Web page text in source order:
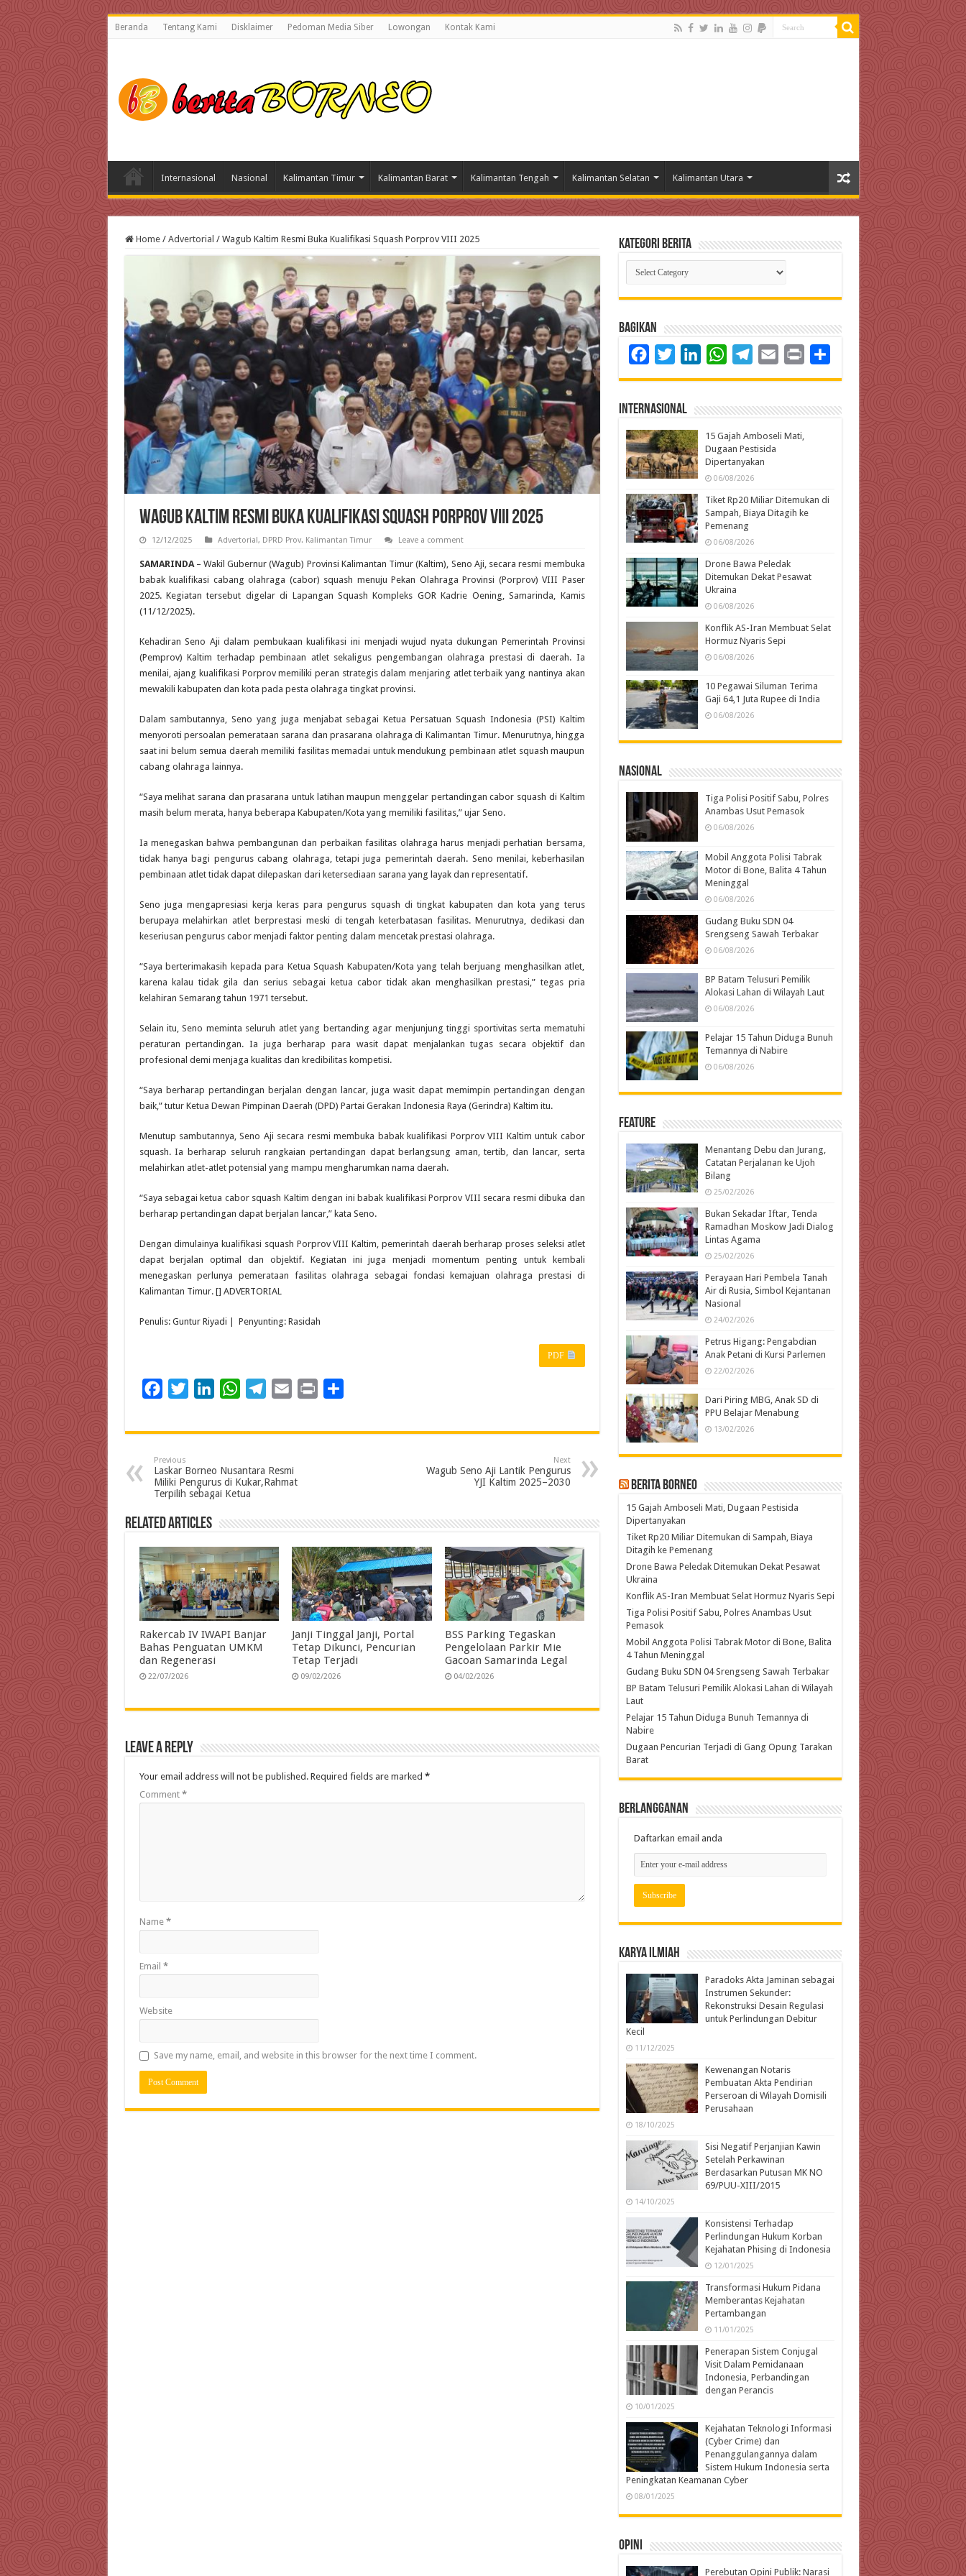
Beranda Tentang Kami Disklaimer Pedoman Media Siber Lowongan Kontak Kami
Internasional Nasional Kalimantan Timur Kalimantan Barat Kalimantan Tengah Kalimantan Selatan Kalimantan Utara
Home / Advertorial / Wagub Kaltim Resmi Buka Kualifikasi Squash Porprov VIII 2025
Wagub Kaltim Resmi Buka Kualifikasi Squash Porprov VIII 2025
12/12/2025 Advertorial, DPRD Prov. Kalimantan Timur Leave a comment
SAMARINDA– Wakil Gubernur (Wagub) Provinsi Kalimantan Timur (Kaltim), Seno Aji, secara resmi membuka
babak kualifikasi cabang olahraga (cabor) squash menuju Pekan Olahraga Provinsi (Porprov) VIII Paser
2025. Kegiatan tersebut digelar di Lapangan Squash Kompleks GOR Kadrie Oening, Samarinda, Kamis
(11/12/2025).
Kehadiran Seno Aji dalam pembukaan kualifikasi ini menjadi wujud nyata dukungan Pemerintah Provinsi
(Pemprov) Kaltim terhadap pembinaan atlet sekaligus pengembangan olahraga prestasi di daerah. Ia
menilai, ajang kualifikasi Porprov memiliki peran strategis dalam menjaring atlet terbaik yang nantinya akan
mewakili kabupaten dan kota pada pesta olahraga tingkat provinsi.
Dalam sambutannya, Seno yang juga menjabat sebagai Ketua Persatuan Squash Indonesia (PSI) Kaltim
menyoroti persoalan pemerataan sarana dan prasarana olahraga di Kalimantan Timur. Menurutnya, hingga
saat ini belum semua daerah memiliki fasilitas memadai untuk mendukung pembinaan atlet squash maupun
cabang olahraga lainnya.
“Saya melihat sarana dan prasarana untuk latihan maupun menggelar pertandingan cabor squash di Kaltim
masih belum merata, hanya beberapa Kabupaten/Kota yang memiliki fasilitas,” ujar Seno.
Ia menegaskan bahwa pembangunan dan perbaikan fasilitas olahraga harus menjadi perhatian bersama,
tidak hanya bagi pengurus cabang olahraga, tetapi juga pemerintah daerah. Seno menilai, keberhasilan
pembinaan atlet tidak dapat dilepaskan dari ketersediaan sarana yang layak dan representatif.
Seno juga mengapresiasi kerja keras para pengurus squash di tingkat kabupaten dan kota yang terus
berupaya melahirkan atlet berprestasi meski di tengah keterbatasan fasilitas. Menurutnya, dedikasi dan
keseriusan pengurus cabor menjadi faktor penting dalam mencetak prestasi olahraga.
“Saya berterimakasih kepada para Ketua Squash Kabupaten/Kota yang telah berjuang menghasilkan atlet,
karena kalau tidak gila dan serius sebagai ketua cabor tidak akan menghasilkan prestasi,” tegas pria
kelahiran Semarang tahun 1971 tersebut.
Selain itu, Seno meminta seluruh atlet yang bertanding agar menjunjung tinggi sportivitas serta mematuhi
peraturan pertandingan. Ia juga berharap para wasit dapat menjalankan tugas secara objektif dan
profesional demi menjaga kualitas dan kredibilitas kompetisi.
“Saya berharap pertandingan berjalan dengan lancar, juga wasit dapat memimpin pertandingan dengan
baik,” tutur Ketua Dewan Pimpinan Daerah (DPD) Partai Gerakan Indonesia Raya (Gerindra) Kaltim itu.
Menutup sambutannya, Seno Aji secara resmi membuka babak kualifikasi Porprov VIII Kaltim untuk cabor
squash. Ia berharap seluruh rangkaian pertandingan dapat berlangsung aman, tertib, dan lancar, serta
melahirkan atlet-atlet potensial yang mampu mengharumkan nama daerah.
“Saya sebagai ketua cabor squash Kaltim dengan ini babak kualifikasi Porprov VIII secara resmi dibuka dan
berharap pertandingan dapat berjalan lancar,” kata Seno.
Dengan dimulainya kualifikasi squash Porprov VIII Kaltim, pemerintah daerah berharap proses seleksi atlet
dapat berjalan optimal dan objektif. Kegiatan ini juga menjadi momentum penting untuk kembali
menegaskan perlunya pemerataan fasilitas olahraga sebagai fondasi kemajuan olahraga prestasi di
Kalimantan Timur. [] ADVERTORIAL
Penulis: Guntur Riyadi | Penyunting: Rasidah
PDF
c
b
o
k
i
t
e
n
e
d
n
W
a
s
A
p
l
g
r
m
a
l
i
a
Previous
Laskar Borneo Nusantara Resmi
Miliki Pengurus di Kukar,Rahmat
Terpilih sebagai Ketua
Next
Wagub Seno Aji Lantik Pengurus
YJI Kaltim 2025–2030
Related Articles
Rakercab IV IWAPI Banjar
Bahas Penguatan UMKM
dan Regenerasi
22/07/2026
Janji Tinggal Janji, Portal
Tetap Dikunci, Pencurian
Tetap Terjadi
09/02/2026
BSS Parking Tegaskan
Pengelolaan Parkir Mie
Gacoan Samarinda Legal
04/02/2026
Leave a Reply
Your email address will not be published. Required fields are marked *
Comment *
Name *
Email *
Website
Save my name, email, and website in this browser for the next time I comment.
Kategori Berita
Kategori
Berita
Bagikan
FacebookTwitterLinkedInWhatsAppTelegram
Email Print
Internasional
15 Gajah Amboseli Mati,
Dugaan Pestisida
Dipertanyakan
06/08/2026
Tiket Rp20 Miliar Ditemukan di
Sampah, Biaya Ditagih ke
Pemenang
06/08/2026
Drone Bawa Peledak
Ditemukan Dekat Pesawat
Ukraina
06/08/2026
Konflik AS-Iran Membuat Selat
Hormuz Nyaris Sepi
06/08/2026
10 Pegawai Siluman Terima
Gaji 64,1 Juta Rupee di India
06/08/2026
Nasional
Tiga Polisi Positif Sabu, Polres
Anambas Usut Pemasok
06/08/2026
Mobil Anggota Polisi Tabrak
Motor di Bone, Balita 4 Tahun
Meninggal
06/08/2026
Gudang Buku SDN 04
Srengseng Sawah Terbakar
06/08/2026
BP Batam Telusuri Pemilik
Alokasi Lahan di Wilayah Laut
06/08/2026
Pelajar 15 Tahun Diduga Bunuh
Temannya di Nabire
06/08/2026
Feature
Menantang Debu dan Jurang,
Catatan Perjalanan ke Ujoh
Bilang
25/02/2026
Bukan Sekadar Iftar, Tenda
Ramadhan Moskow Jadi Dialog
Lintas Agama
25/02/2026
Perayaan Hari Pembela Tanah
Air di Rusia, Simbol Kejantanan
Nasional
24/02/2026
Petrus Higang: Pengabdian
Anak Petani di Kursi Parlemen
22/02/2026
Dari Piring MBG, Anak SD di
PPU Belajar Menabung
13/02/2026
Berita Borneo
15 Gajah Amboseli Mati, Dugaan Pestisida
Dipertanyakan
Tiket Rp20 Miliar Ditemukan di Sampah, Biaya
Ditagih ke Pemenang
Drone Bawa Peledak Ditemukan Dekat Pesawat
Ukraina
Konflik AS-Iran Membuat Selat Hormuz Nyaris Sepi
Tiga Polisi Positif Sabu, Polres Anambas Usut
Pemasok
Mobil Anggota Polisi Tabrak Motor di Bone, Balita
4 Tahun Meninggal
Gudang Buku SDN 04 Srengseng Sawah Terbakar
BP Batam Telusuri Pemilik Alokasi Lahan di Wilayah
Laut
Pelajar 15 Tahun Diduga Bunuh Temannya di
Nabire
Dugaan Pencurian Terjadi di Gang Opung Tarakan
Barat
Berlangganan
Daftarkan email anda
Karya Ilmiah
Paradoks Akta Jaminan sebagai
Instrumen Sekunder:
Rekonstruksi Desain Regulasi
untuk Perlindungan Debitur
Kecil
11/12/2025
Kewenangan Notaris
Pembuatan Akta Pendirian
Perseroan di Wilayah Domisili
Perusahaan
18/10/2025
Sisi Negatif Perjanjian Kawin
Setelah Perkawinan
Berdasarkan Putusan MK NO
69/PUU-XIII/2015
14/10/2025
Konsistensi Terhadap
Perlindungan Hukum Korban
Kejahatan Phising di Indonesia
12/01/2025
Transformasi Hukum Pidana
Memberantas Kejahatan
Pertambangan
11/01/2025
Penerapan Sistem Conjugal
Visit Dalam Pemidanaan
Indonesia, Perbandingan
dengan Perancis
10/01/2025
Kejahatan Teknologi Informasi
(Cyber Crime) dan
Penanggulangannya dalam
Sistem Hukum Indonesia serta
Peningkatan Keamanan Cyber
08/01/2025
Opini
Perebutan Opini Publik: Narasi